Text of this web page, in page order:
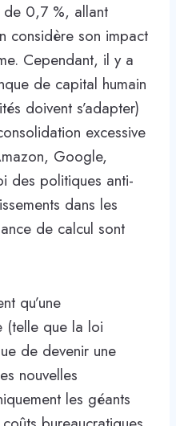
de 0,7 %, allant
considère son impact
Cependant, il y a
de capital humain
doivent s’adapter)
excessive
Google,
des politiques anti-
dans les
de calcul sont
qu’une
(telle que la loi
de devenir une
nouvelles
les géants